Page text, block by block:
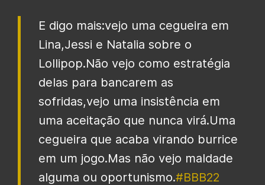
E digo mais:vejo uma cegueira em
Lina,Jessi e Natalia sobre o
Lollipop.Não vejo como estratégia
delas para bancarem as
sofridas,vejo uma insistência em
uma aceitação que nunca virá.Uma
cegueira que acaba virando burrice
em um jogo.Mas não vejo maldade
alguma ou oportunismo.#BBB22